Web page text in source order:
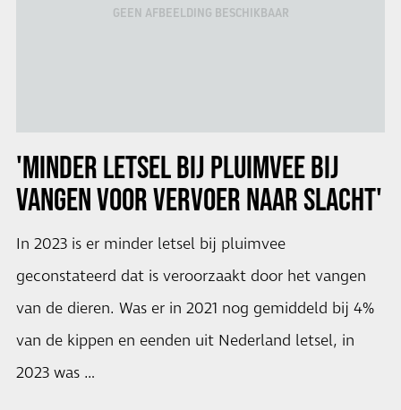
GEEN AFBEELDING BESCHIKBAAR
'MINDER LETSEL BIJ PLUIMVEE BIJ
VANGEN VOOR VERVOER NAAR SLACHT'
In 2023 is er minder letsel bij pluimvee
geconstateerd dat is veroorzaakt door het vangen
van de dieren. Was er in 2021 nog gemiddeld bij 4%
van de kippen en eenden uit Nederland letsel, in
2023 was …